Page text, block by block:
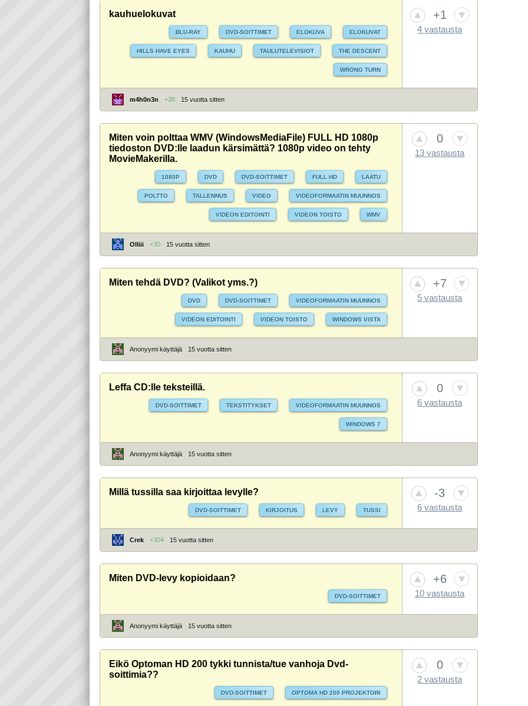
kauhuelokuvat
BLU-RAY DVD-SOITTIMET ELOKUVA ELOKUVAT
HILLS HAVE EYES KAUHU TAULUTELEVISIOT THE DESCENT
WRONG TURN
+1
4 vastausta
m4h0n3n +38 15 vuotta sitten
Miten voin polttaa WMV (WindowsMediaFile) FULL HD 1080p
tiedoston DVD:lle laadun kärsimättä? 1080p video on tehty
MovieMakerilla.
1080P DVD DVD-SOITTIMET FULL HD LAATU
POLTTO TALLENNUS VIDEO VIDEOFORMAATIN MUUNNOS
VIDEON EDITOINTI VIDEON TOISTO WMV
0
13 vastausta
Olliii +30 15 vuotta sitten
Miten tehdä DVD? (Valikot yms.?)
DVD DVD-SOITTIMET VIDEOFORMAATIN MUUNNOS
VIDEON EDITOINTI VIDEON TOISTO WINDOWS VISTA
+7
5 vastausta
Anonyymi käyttäjä 15 vuotta sitten
Leffa CD:lle teksteillä.
DVD-SOITTIMET TEKSTITYKSET VIDEOFORMAATIN MUUNNOS
WINDOWS 7
0
6 vastausta
Anonyymi käyttäjä 15 vuotta sitten
Millä tussilla saa kirjoittaa levylle?
DVD-SOITTIMET KIRJOITUS LEVY TUSSI
-3
6 vastausta
Crek +304 15 vuotta sitten
Miten DVD-levy kopioidaan?
DVD-SOITTIMET
+6
10 vastausta
Anonyymi käyttäjä 15 vuotta sitten
Eikö Optoman HD 200 tykki tunnista/tue vanhoja Dvd-
soittimia??
DVD-SOITTIMET OPTOMA HD 200 PROJEKTORI
0
2 vastausta